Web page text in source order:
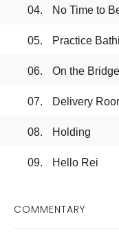
No Time to
Practice
On the Bridge
Delivery
Holding
Hello Rei
COMMENTARY